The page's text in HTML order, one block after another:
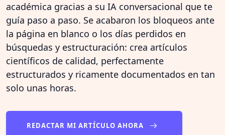
académica gracias a su IA conversacional que te
guía paso a paso. Se acabaron los bloqueos ante
la página en blanco o los días perdidos en
búsquedas y estructuración: crea artículos
científicos de calidad, perfectamente
estructurados y ricamente documentados en tan
solo unas horas.
REDACTAR MI ARTÍCULO AHORA